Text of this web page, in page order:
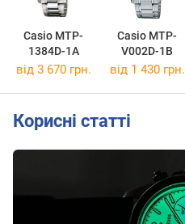
Casio MTP-
1384D-1A
Casio MTP-
V002D-1B
від 3 670 грн. від 1 430 грн.
Корисні статті